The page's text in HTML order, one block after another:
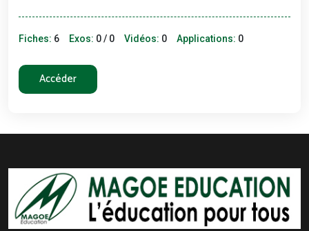
Fiches: 6 Exos: 0 / 0 Vidéos: 0 Applications: 0
Accéder